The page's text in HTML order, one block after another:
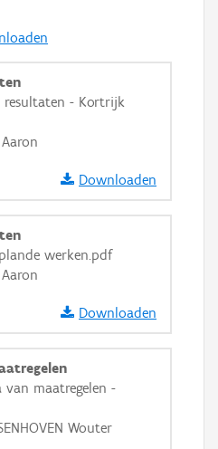
grijswaarden
resultaten - Kortrijk
Downloaden
werken.pdf
Downloaden
van maatregelen -
Wouter